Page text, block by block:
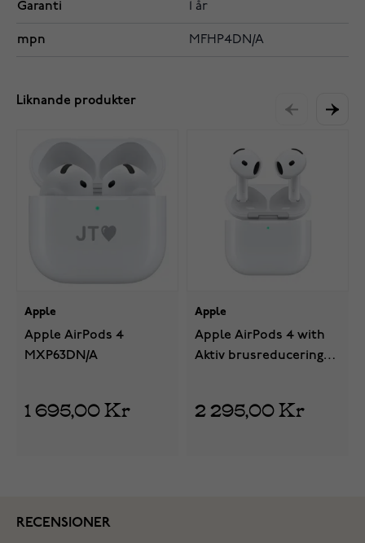
Garanti 1 år
mpn MFHP4DN/A
Liknande produkter
Apple
Apple AirPods 4
MXP63DN/A
1 695,00 Kr
Apple
Apple AirPods 4 with
Aktiv brus­reducering
2 295,00 Kr
RECENSIONER